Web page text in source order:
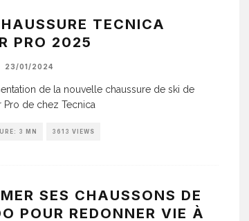
TECNICA
PRO 2025
23/01/2024
de la nouvelle chaussure de ski de
Pro de chez Tecnica
3 MN 3613 VIEWS
SES CHAUSSONS DE
POUR REDONNER VIE À